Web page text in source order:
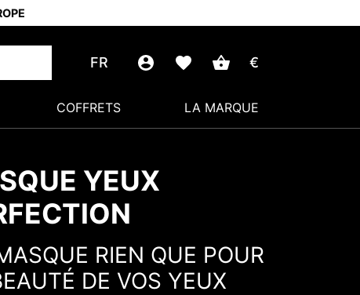
FR €
COFFRETS LA MARQUE
YEUX
RIEN QUE POUR
DE VOS YEUX